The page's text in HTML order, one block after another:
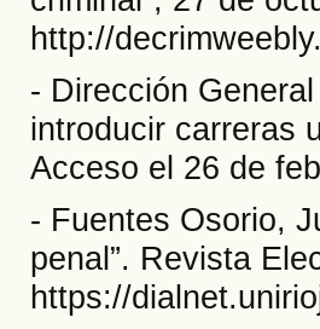
http://
- Dirección
introducir carreras
Acceso el 26 de
- Fuentes Osorio,
penal”. Revista
https://